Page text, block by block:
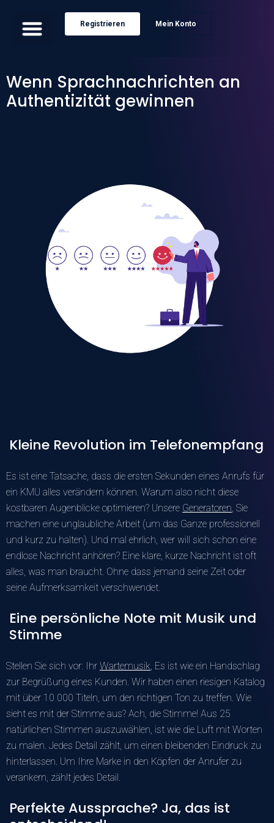
Registrieren Mein Konto
Wenn Sprachnachrichten an
Authentizität gewinnen
Kleine Revolution im Telefonempfang
Es ist eine Tatsache, dass die ersten Sekunden eines Anrufs für
ein KMU alles verändern können. Warum also nicht diese
kostbaren Augenblicke optimieren? Unsere Generatoren , Sie
machen eine unglaubliche Arbeit (um das Ganze professionell
und kurz zu halten). Und mal ehrlich, wer will sich schon eine
endlose Nachricht anhören? Eine klare, kurze Nachricht ist oft
alles, was man braucht. Ohne dass jemand seine Zeit oder
seine Aufmerksamkeit verschwendet.
Eine persönliche Note mit Musik und
Stimme
Stellen Sie sich vor: Ihr Wartemusik , Es ist wie ein Handschlag
zur Begrüßung eines Kunden. Wir haben einen riesigen Katalog
mit über 10 000 Titeln, um den richtigen Ton zu treffen. Wie
sieht es mit der Stimme aus? Ach, die Stimme! Aus 25
natürlichen Stimmen auszuwählen, ist wie die Luft mit Worten
zu malen. Jedes Detail zählt, um einen bleibenden Eindruck zu
hinterlassen. Um Ihre Marke in den Köpfen der Anrufer zu
verankern, zählt jedes Detail.
Perfekte Aussprache? Ja, das ist